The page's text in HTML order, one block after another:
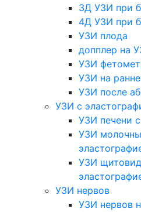
3Д УЗИ при
4Д УЗИ при
УЗИ плода
допплер на
УЗИ
УЗИ на
УЗИ после
УЗИ с
УЗИ печени
УЗИ
УЗИ
УЗИ нервов
УЗИ нервов